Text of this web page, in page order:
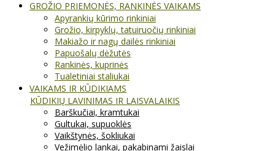
GROŽIO PRIEMONĖS, RANKINĖS VAIKAMS
Apyrankių kūrimo rinkiniai
Grožio, kirpyklų, tatuiruočių rinkiniai
Makiažo ir nagų dailės rinkiniai
Papuošalų dėžutės
Rankinės, kuprinės
Tualetiniai staliukai
VAIKAMS IR KŪDIKIAMS
KŪDIKIŲ LAVINIMAS IR LAISVALAIKIS
Barškučiai, kramtukai
Gultukai, supuoklės
Vaikštynės, šokliukai
Vežimėlio lankai, pakabinami žaislai